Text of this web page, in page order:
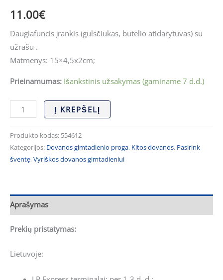
11.00€
Daugiafuncis įrankis (gulsčiukas, butelio atidarytuvas) su
užrašu .
Matmenys: 15×4,5x2cm;
Prieinamumas: Išankstinis užsakymas (gaminame 7 d.d.)
darbo"“
Į KREPŠELĮ
Produkto kodas: 554612
Kategorijos: Dovanos gimtadienio proga, Kitos dovanos, Pasirink
šventę,Vyriškos dovanos gimtadieniui
Aprašymas
Prekių pristatymas:
Lietuvoje: